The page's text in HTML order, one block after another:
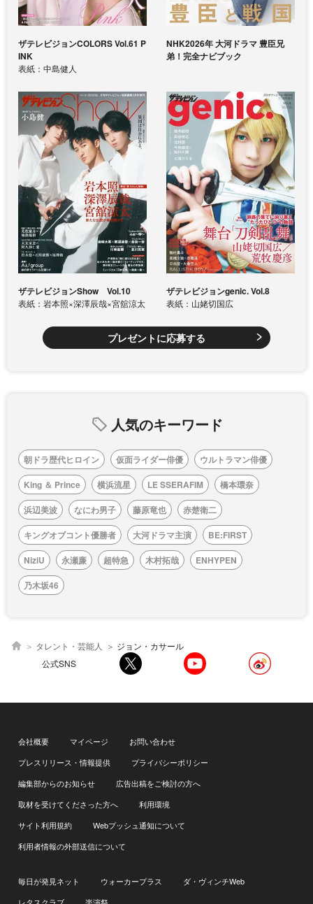
ザテレビジョンCOLORS Vol.61 P
INK
表紙：中島健人
NHK2026年 大河ドラマ 豊臣兄
弟！完全ナビブック
ザテレビジョンShow Vol.10
表紙：岩本照×深澤辰哉×宮舘涼太
ザテレビジョンgenic. Vol.8
表紙：山姥切国広
プレゼントに応募する
人気のキーワード
朝ドラ歴代ヒロイン 仮面ライダー俳優
ウルトラマン俳優
King ＆ Prince
横浜流星 LE SSERAFIM
橋本環奈
浜辺美波
なにわ男子 藤原竜也
赤楚衛二
キングオブコント優勝者
大河ドラマ主演
BE:FIRST
NiziU
永瀬廉 超特急 木村拓哉
ENHYPEN
乃木坂46
タレント・芸能人
ジョン・カサール
公式SNS
会社概要 マイページ
お問い合わせ
プレスリリース・情報提供
プライバシーポリシー
編集部からのお知らせ
広告出稿をご検討の方へ
取材を受けてくださった方へ
利用環境
サイト利用規約
Webプッシュ通知について
利用者情報の外部送信について
毎日が発見ネット ウォーカープラス
ダ・ヴィンチWeb